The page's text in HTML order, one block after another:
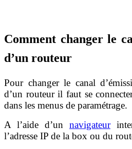
Comment changer le
d’un routeur
Pour changer le canal
d’un routeur il faut se
dans les menus de paramétrage.
A l’aide d’un navigateur
l’adresse IP de la box ou du